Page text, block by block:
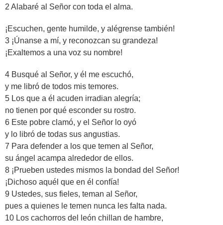
2 Alabaré al Señor con toda el alma.
¡Escuchen, gente humilde, y alégrense también!
3 ¡Únanse a mí, y reconozcan su grandeza!
¡Exaltemos a una voz su nombre!
4 Busqué al Señor, y él me escuchó,
y me libró de todos mis temores.
5 Los que a él acuden irradian alegría;
no tienen por qué esconder su rostro.
6 Este pobre clamó, y el Señor lo oyó
y lo libró de todas sus angustias.
7 Para defender a los que temen al Señor,
su ángel acampa alrededor de ellos.
8 ¡Prueben ustedes mismos la bondad del Señor!
¡Dichoso aquél que en él confía!
9 Ustedes, sus fieles, teman al Señor,
pues a quienes le temen nunca les falta nada.
10 Los cachorros del león chillan de hambre,